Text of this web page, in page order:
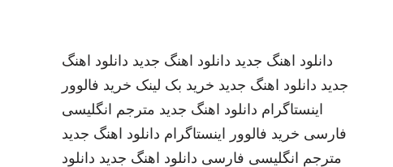
دانلود اهنگ جدید دانلود اهنگ جدید دانلود اهنگ
جدید دانلود اهنگ جدید خرید بک لینک خرید فالوور
اینستاگرام دانلود اهنگ جدید مترجم انگلیسی
فارسی خرید فالوور اینستاگرام دانلود اهنگ جدید
مترجم انگلیسی فارسی دانلود اهنگ جدید دانلود